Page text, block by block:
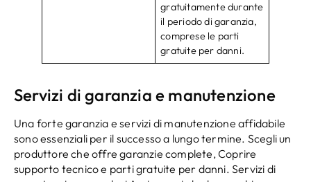
gratuitamente durante
il periodo di garanzia,
comprese le parti
gratuite per danni.
Servizi di garanzia e manutenzione
Una forte garanzia e servizi di manutenzione affidabile
sono essenziali per il successo a lungo termine. Scegli un
produttore che offre garanzie complete, Coprire
supporto tecnico e parti gratuite per danni. Servizi di